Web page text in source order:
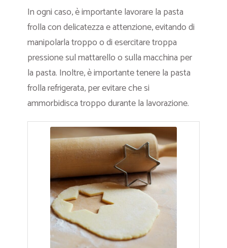
In ogni caso, è importante lavorare la pasta
frolla con delicatezza e attenzione, evitando di
manipolarla troppo o di esercitare troppa
pressione sul mattarello o sulla macchina per
la pasta. Inoltre, è importante tenere la pasta
frolla refrigerata, per evitare che si
ammorbidisca troppo durante la lavorazione.